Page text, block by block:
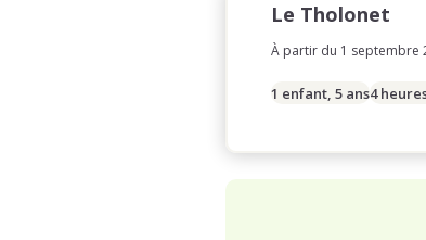
Le Tholonet
À partir du 1 septembre
1 enfant, 5 ans4